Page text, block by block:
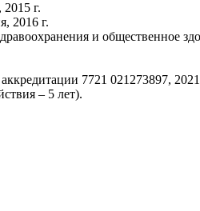
г.
2016 г.
и общественное
7721 021273897,
– 5 лет).